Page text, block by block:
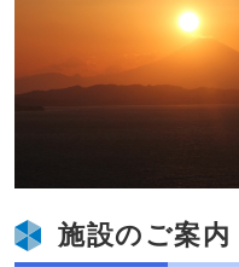
施設のご案内